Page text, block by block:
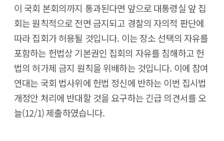
이 국회 본회의까지 통과된다면 앞으로 대통령실 앞 집
회는 원칙적으로 전면 금지되고 경찰의 자의적 판단에
따라 집회가 허용될 것입니다. 이는 장소 선택의 자유를
포함하는 헌법상 기본권인 집회의 자유를 침해하고 헌
법의 허가제 금지 원칙을 위배하는 것입니다. 이에 참여
연대는 국회 법사위에 헌법 정신에 반하는 이번 집시법
개정안 처리에 반대할 것을 요구하는 긴급 의견서를 오
늘(12/1) 제출하였습니다.